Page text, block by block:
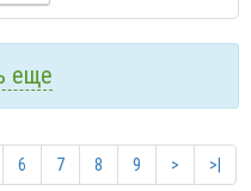
еще
6 7 8 9 >
>|